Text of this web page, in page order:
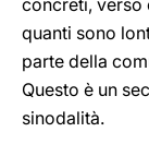
concreti, verso
quanti sono
parte della
Questo è un
sinodalità.